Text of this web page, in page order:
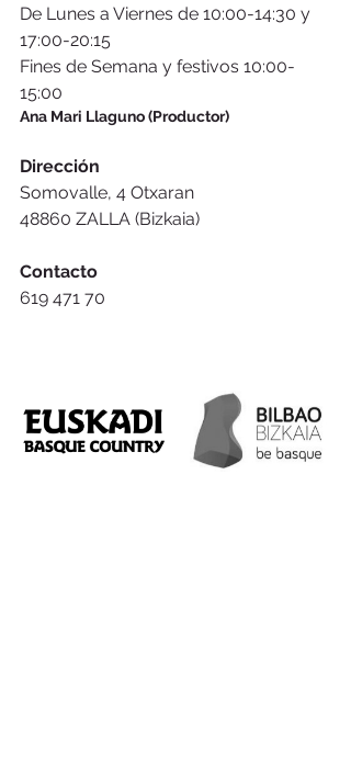
De Lunes a Viernes de 10:00-14:30 y
17:00-20:15
Fines de Semana y festivos 10:00-
15:00
Ana Mari Llaguno (Productor)
Dirección
Somovalle, 4 Otxaran
48860 ZALLA (Bizkaia)
Contacto
619 471 70